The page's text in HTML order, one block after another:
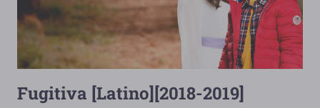
Fugitiva [Latino][2018-2019]